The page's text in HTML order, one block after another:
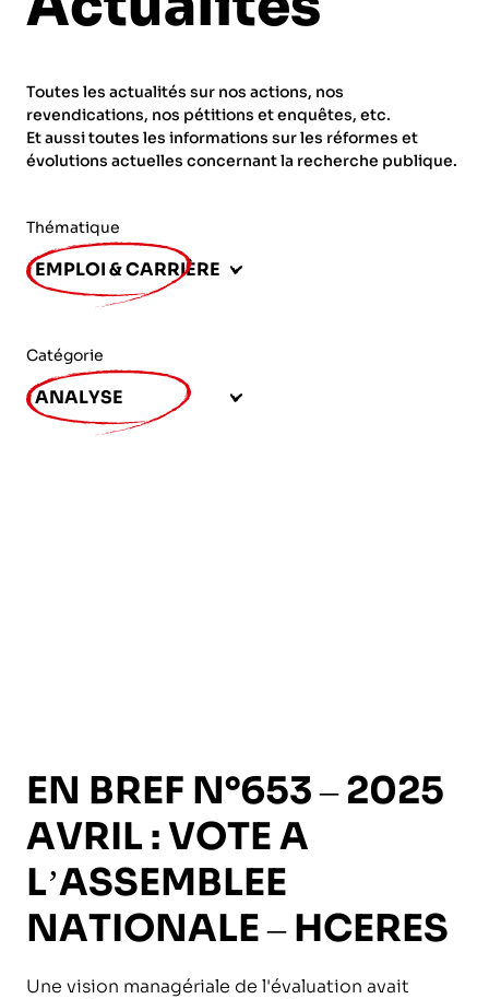
Fonction publique
Actions spécifiques
ORGANISMES
CNRS – Centre national de la recherche
scientifique
INRIA - Institut national de recherche en
INSERM – Institut national de la santé et de la
recherche médicale
développement
INED – Institut national d’études
démographiques
AGENDA
PUBLICATIONS
ADHÉRER
Toutes les actualités sur nos actions, nos
revendications, nos pétitions et enquêtes, etc.
Et aussi toutes les informations sur les réformes et
évolutions actuelles concernant la recherche publique.
Thématique
EMPLOI & CARRIÈRE
Catégorie
ANALYSE
EN BREF N°653 – 2025
AVRIL : VOTE A
L’ASSEMBLEE
NATIONALE – HCERES
Une vision managériale de l'évaluation avait